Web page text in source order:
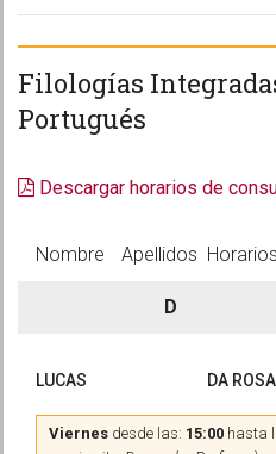
Filologías
Portugués
Descargar horarios de
Nombre Apellidos Horarios
D
LUCAS DA
Viernes desde las: 15:00 hasta